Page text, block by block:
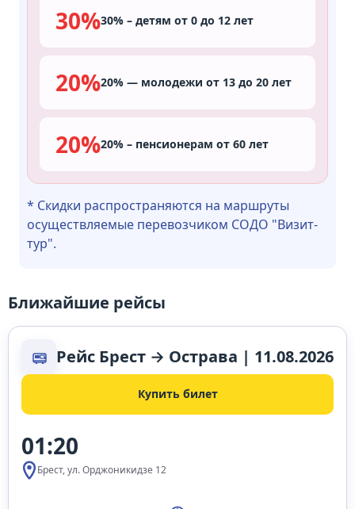
30%30% – детям от 0 до 12 лет
20%20% — молодежи от 13 до 20 лет
20%20% – пенсионерам от 60 лет
* Скидки распространяются на маршруты
осуществляемые перевозчиком СОДО "Визит-
тур".
Ближайшие рейсы
Рейс Брест → Острава | 11.08.2026
Купить билет
01:20
Брест, ул. Орджоникидзе 12